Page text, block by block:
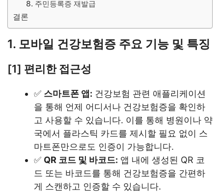
8. 주민등록증 재발급
결론
1. 모바일 건강보험증 주요 기능 및 특징
[1] 편리한 접근성
✅ 스마트폰 앱: 건강보험 관련 애플리케이션
을 통해 언제 어디서나 건강보험증을 확인하
고 사용할 수 있습니다. 이를 통해 병원이나 약
국에서 플라스틱 카드를 제시할 필요 없이 스
마트폰만으로도 인증이 가능합니다.
✅ QR 코드 및 바코드: 앱 내에 생성된 QR 코
드 또는 바코드를 통해 건강보험증을 간편하
게 스캔하고 인증할 수 있습니다.